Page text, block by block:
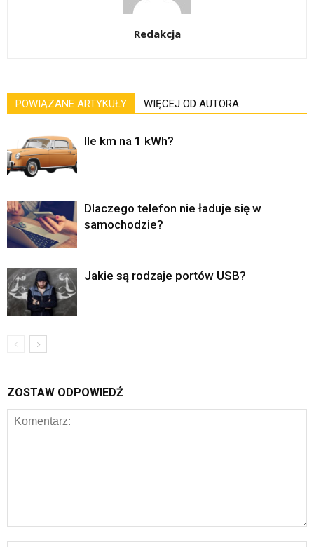
Redakcja
POWIĄZANE ARTYKUŁY WIĘCEJ OD AUTORA
Ile km na 1 kWh?
Dlaczego telefon nie ładuje się w
samochodzie?
Jakie są rodzaje portów USB?
ZOSTAW ODPOWIEDŹ